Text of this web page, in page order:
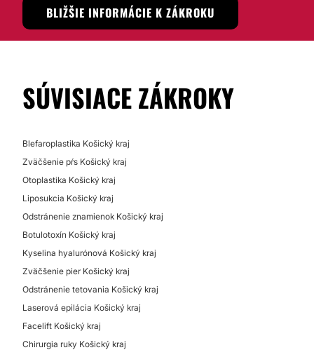
Hyaluronidáza
Labioplastika
KOZMETICKÉ OŠETRENIA
Odstránenie tetovania
Mezoterapia
Laserová epilácia
Chemický peeling
Rádiofrekvencia
Odstránenie strií
Odstránenie celulitídy
Mikrodermabrázia
BLIŽŠIE INFORMÁCIE K ZÁKROKU
SÚVISIACE ZÁKROKY
Blefaroplastika Košický kraj
Zväčšenie pŕs Košický kraj
Otoplastika Košický kraj
Liposukcia Košický kraj
Odstránenie znamienok Košický kraj
Botulotoxín Košický kraj
Kyselina hyalurónová Košický kraj
Zväčšenie pier Košický kraj
Odstránenie tetovania Košický kraj
Laserová epilácia Košický kraj
Facelift Košický kraj
Chirurgia ruky Košický kraj